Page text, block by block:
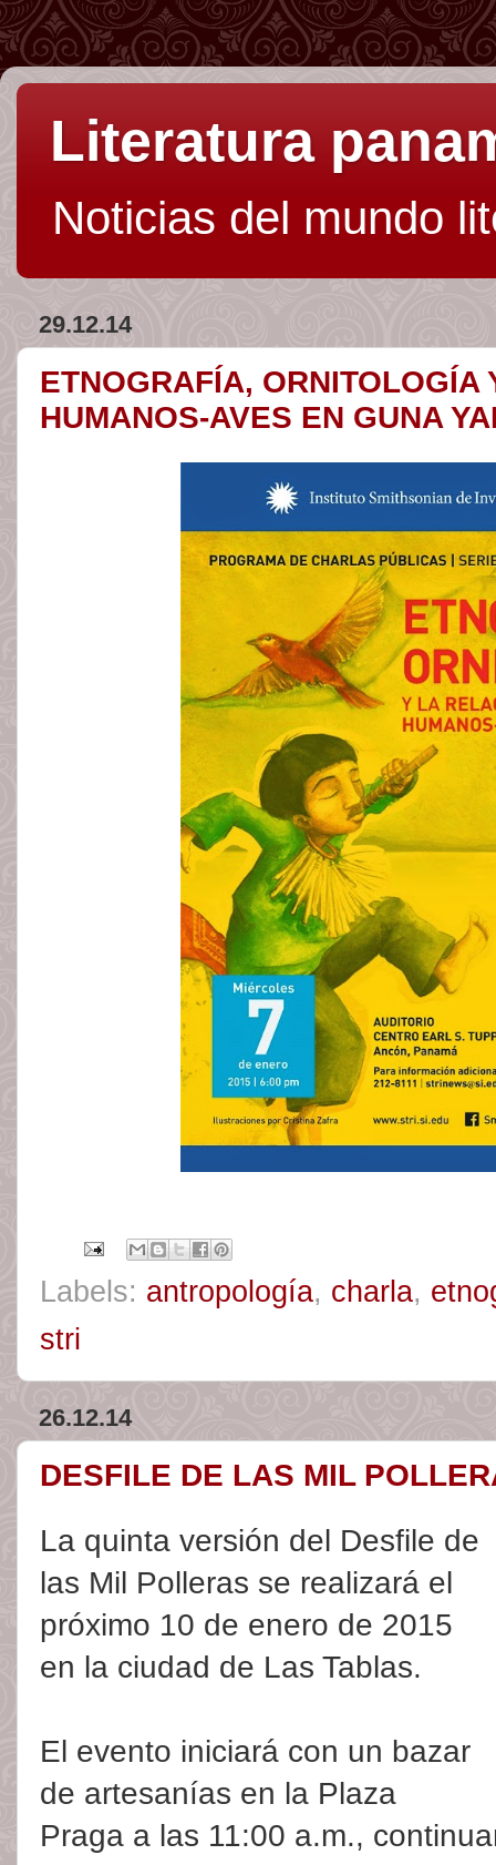
Literatura
Noticias del mundo
29.12.14
ETNOGRAFÍA, ORNITOLOGÍA
HUMANOS-AVES EN GUNA
Labels: antropología, charla,
stri
26.12.14
DESFILE DE LAS MIL
La quinta versión del Desfile de
las Mil Polleras se realizará el
próximo 10 de enero de 2015
en la ciudad de Las Tablas.
El evento iniciará con un bazar
de artesanías en la Plaza
Praga a las 11:00 a.m.,